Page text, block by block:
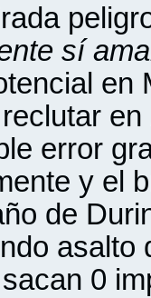
sí
en
en
error
y el
de
asalto
0